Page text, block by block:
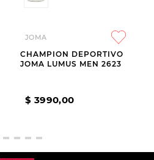
JOMA
CHAMPION DEPORTIVO
JOMA LUMUS MEN 2623
$ 3990,00